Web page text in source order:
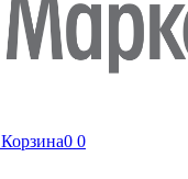
Корзина0 0